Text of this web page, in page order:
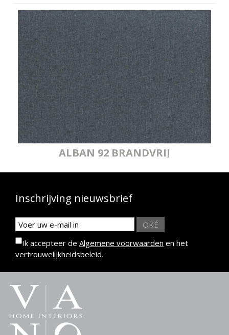
ALBAN 92 BRANDVRIJ
Inschrijving nieuwsbrief
OKÉ
Ik accepteer de Algemene voorwaarden en het
vertrouwelijkheidsbeleid.